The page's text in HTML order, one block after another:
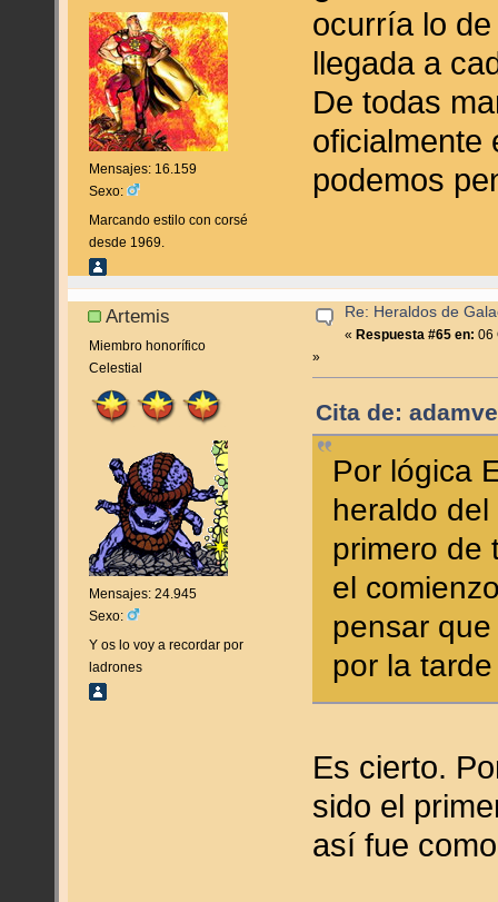
Mensajes: 16.159
Sexo:
Marcando estilo con corsé
desde 1969.
ocurría lo
llegada a
De todas
oficialmente
podemos
Artemis
Miembro honorífico
Celestial
Mensajes: 24.945
Sexo:
Y os lo voy a recordar por
ladrones
Re: Heraldos de
«Respuesta #65 en: 06
»
Cita de:
Por lógica
heraldo
primero de
el
pensar
por la
Es cierto.
sido el
así fue